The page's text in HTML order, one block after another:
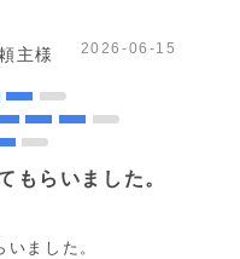
主様 2026-06-15
もらいました。
ました。